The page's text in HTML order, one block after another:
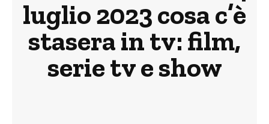
luglio 2023 cosa c’è
stasera in tv: film,
serie tv e show